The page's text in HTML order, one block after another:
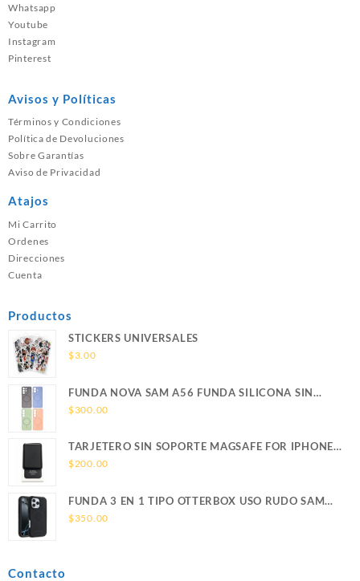
Whatsapp
Youtube
Instagram
Pinterest
Avisos y Políticas
Términos y Condiciones
Política de Devoluciones
Sobre Garantías
Aviso de Privacidad
Atajos
Mi Carrito
Ordenes
Direcciones
Cuenta
Productos
STICKERS UNIVERSALES
$3.00
FUNDA NOVA SAM A56 FUNDA SILICONA SIN
SOPORTE MAGNETICO SAMSUNG
$300.00
TARJETERO SIN SOPORTE MAGSAFE FOR IPHONE
LEATHER WALLET MAGSAFE
$200.00
FUNDA 3 EN 1 TIPO OTTERBOX USO RUDO SAM
S26 ULTRA SAMSUNG S26 ULTRA
$350.00
Contacto